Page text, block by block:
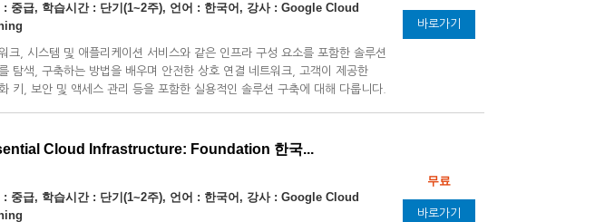
: 중급, 학습시간 : 단기(1~2주), 언어 : 한국어, 강사 : Google Cloud
크, 시스템 및 애플리케이션 서비스와 같은 인프라 구성 요소를 포함한 솔루션
탐색, 구축하는 방법을 배우며 안전한 상호 연결 네트워크, 고객이 제공한
키, 보안 및 액세스 관리 등을 포함한 실용적인 솔루션 구축에 대해 다룹니다.
바로가기
Cloud Infrastructure: Foundation 한국...
: 중급, 학습시간 : 단기(1~2주), 언어 : 한국어, 강사 : Google Cloud
무료
바로가기